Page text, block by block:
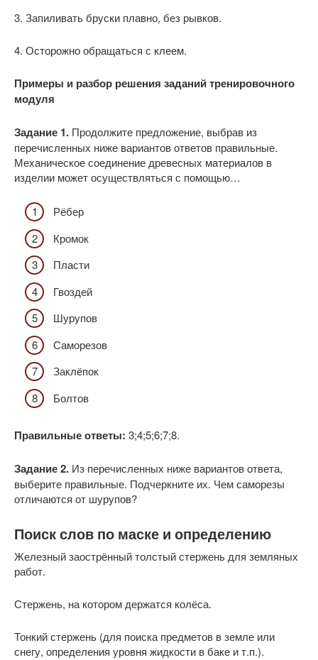
3. Запиливать бруски плавно, без рывков.
4. Осторожно обращаться с клеем.
Примеры и разбор решения заданий тренировочного
модуля
Задание 1. Продолжите предложение, выбрав из
перечисленных ниже вариантов ответов правильные.
Механическое соединение древесных материалов в
изделии может осуществляться с помощью…
Рёбер
Кромок
Пласти
Гвоздей
Шурупов
Саморезов
Заклёпок
Болтов
Правильные ответы: 3;4;5;6;7;8.
Задание 2. Из перечисленных ниже вариантов ответа,
выберите правильные. Подчеркните их. Чем саморезы
отличаются от шурупов?
Поиск слов по маске и определению
Железный заострённый толстый стержень для земляных
работ.
Стержень, на котором держатся колёса.
Тонкий стержень (для поиска предметов в земле или
снегу, определения уровня жидкости в баке и т.п.).